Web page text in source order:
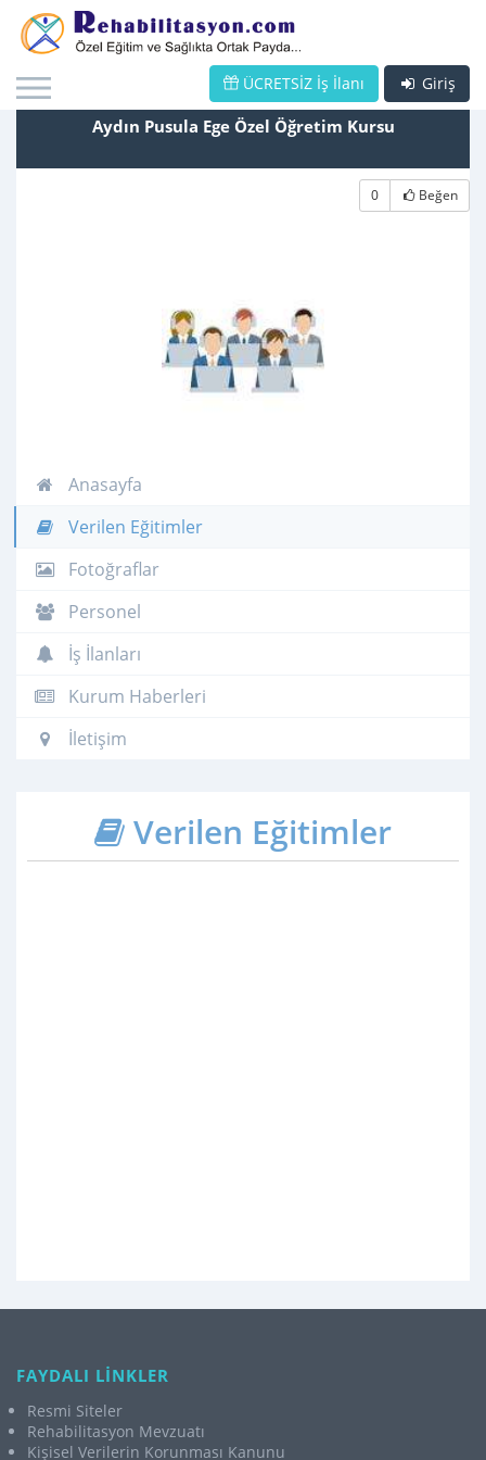
Giriş
ÜCRETSİZ İş İlanı
Aydın Pusula Ege Özel Öğretim Kursu
0 Beğen
Anasayfa
Verilen Eğitimler
Fotoğraflar
Personel
İş İlanları
Kurum Haberleri
İletişim
Verilen Eğitimler
FAYDALI LİNKLER
Resmi Siteler
Rehabilitasyon Mevzuatı
Kişisel Verilerin Korunması Kanunu